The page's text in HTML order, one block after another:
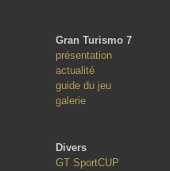
Gran Turismo 7
présentation
actualité
guide du jeu
galerie
Divers
GT SportCUP